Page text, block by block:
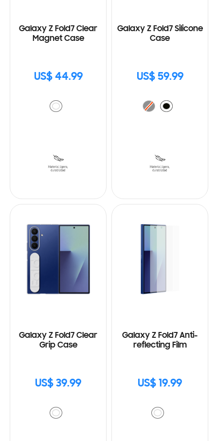
Galaxy Z Fold7 Clear
Magnet Case
US$ 44.99
Galaxy Z Fold7 Silicone
Case
US$ 59.99
Galaxy Z Fold7 Clear
Grip Case
US$ 39.99
Galaxy Z Fold7 Anti-
reflecting Film
US$ 19.99